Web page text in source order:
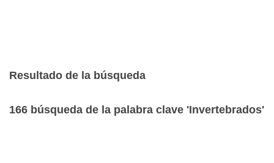
Resultado de la búsqueda
166 búsqueda de la palabra clave 'Invertebrados'